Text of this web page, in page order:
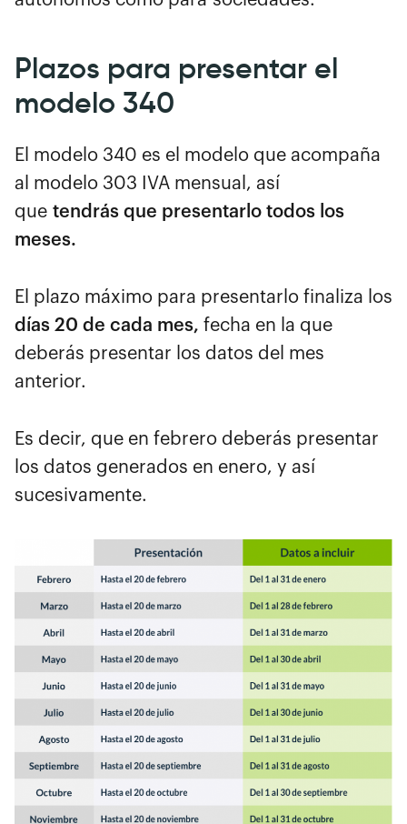
Plazos para presentar el
modelo 340
El modelo 340 es el modelo que acompaña
al modelo 303 IVA mensual, así
que tendrás que presentarlo todos los
meses.
El plazo máximo para presentarlo finaliza los
días 20 de cada mes, fecha en la que
deberás presentar los datos del mes
anterior.
Es decir, que en febrero deberás presentar
los datos generados en enero, y así
sucesivamente.